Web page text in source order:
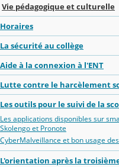
Vie pédagogique et culturelle
Horaires
La sécurité au collège
Aide à la connexion à l'ENT
Lutte contre le harcèlement
Les outils pour le suivi de la
Les applications disponibles sur
Skolengo et Pronote
CyberMalveillance et bon usage
L'orientation après la